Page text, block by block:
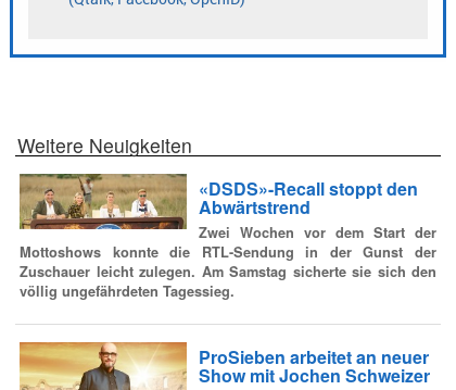
Weitere Neuigkeiten
«DSDS»-Recall stoppt den
Abwärtstrend
Zwei Wochen vor dem Start der
Mottoshows konnte die RTL-Sendung in der Gunst der
Zuschauer leicht zulegen. Am Samstag sicherte sie sich den
völlig ungefährdeten Tagessieg.
ProSieben arbeitet an neuer
Show mit Jochen Schweizer